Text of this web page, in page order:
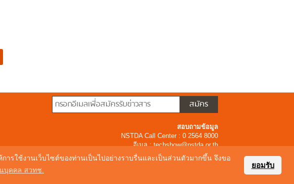
ารใช้งานเว็บไซต์ของท่านเป็นไปอย่างราบรื่นและเป็นส่วนตัวมากขึ้น จึงขอ
บุคคล สวทช.
ยอมรับ
สอบถามข้อมูล
NSTDA Call Center : 0 2564 8000
อีเมล :techshow@nstda.or.th